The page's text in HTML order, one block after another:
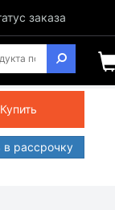
заказа
Купить
в рассрочку